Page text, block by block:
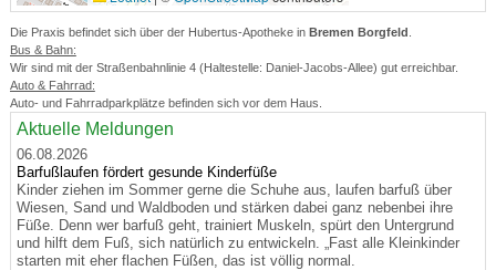
Die Praxis befindet sich über der Hubertus-Apotheke in Bremen Borgfeld
Bus & Bahn:
Wir sind mit der Straßenbahnlinie 4 (Haltestelle: Daniel-Jacobs-Allee) gut erreichbar.
Auto & Fahrrad:
Auto- und Fahrradparkplätze befinden sich vor dem Haus.
Aktuelle Meldungen
06.08.2026
Barfußlaufen fördert gesunde Kinderfüße
Kinder ziehen im Sommer gerne die Schuhe aus, laufen barfuß über
Wiesen, Sand und Waldboden und stärken dabei ganz nebenbei ihre
Füße. Denn wer barfuß geht, trainiert Muskeln, spürt den Untergrund
und hilft dem Fuß, sich natürlich zu entwickeln. „Fast alle Kleinkinder
starten mit eher flachen Füßen, das ist völlig normal.